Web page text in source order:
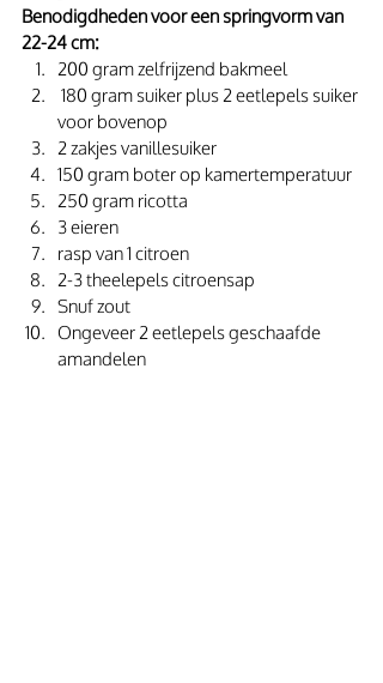
Benodigdheden voor een springvorm van
22-24 cm:
200 gram zelfrijzend bakmeel
voor bovenop
2 zakjes vanillesuiker
150 gram boter op kamertemperatuur
250 gram ricotta
3 eieren
rasp van 1 citroen
2-3 theelepels citroensap
Snuf zout
Ongeveer 2 eetlepels geschaafde
amandelen